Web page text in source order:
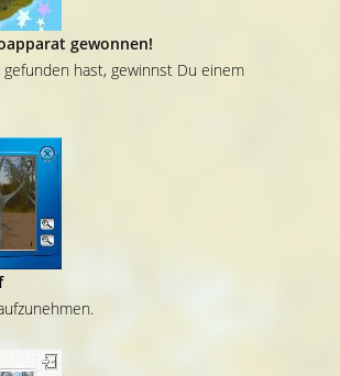
gewonnen!
gefunden hast, gewinnst Du einem